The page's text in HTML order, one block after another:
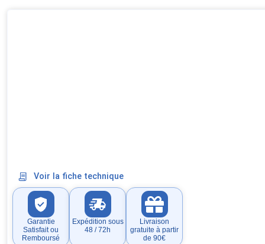
Voir la fiche technique
Garantie
Satisfait ou
Remboursé
Expédition sous
48 / 72h
Livraison
gratuite à partir
de 90€